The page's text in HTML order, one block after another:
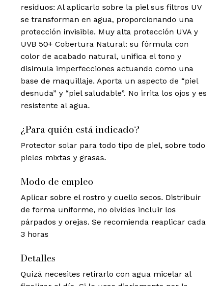
residuos: Al aplicarlo sobre la piel sus filtros UV
se transforman en agua, proporcionando una
protección invisible. Muy alta protección UVA y
UVB 50+ Cobertura Natural: su fórmula con
color de acabado natural, unifica el tono y
disimula imperfecciones actuando como una
base de maquillaje. Aporta un aspecto de “piel
desnuda” y “piel saludable”. No irrita los ojos y es
resistente al agua.
¿Para quién está indicado?
Protector solar para todo tipo de piel, sobre todo
pieles mixtas y grasas.
Modo de empleo
Aplicar sobre el rostro y cuello secos. Distribuir
de forma uniforme, no olvides incluir los
párpados y orejas. Se recomienda reaplicar cada
3 horas
Detalles
Quizá necesites retirarlo con agua micelar al